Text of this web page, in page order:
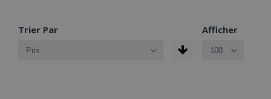
Trier Par Afficher